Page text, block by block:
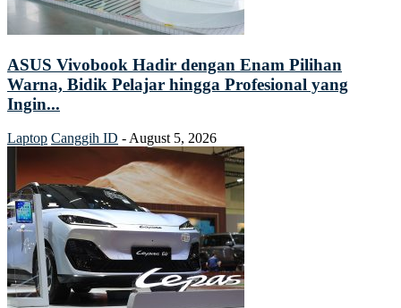
ASUS Vivobook Hadir dengan Enam Pilihan
Warna, Bidik Pelajar hingga Profesional yang
Ingin...
Laptop Canggih ID -August 5, 2026